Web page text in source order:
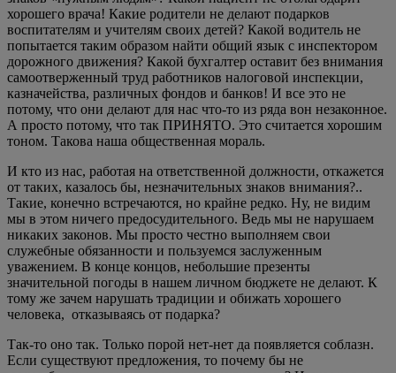
хорошего врача! Какие родители не делают подарков
воспитателям и учителям своих детей? Какой водитель не
попытается таким образом найти общий язык с инспектором
дорожного движения? Какой бухгалтер оставит без внимания
самоотверженный труд работников налоговой инспекции,
казначейства, различных фондов и банков! И все это не
потому, что они делают для нас что-то из ряда вон незаконное.
А просто потому, что так ПРИНЯТО. Это считается хорошим
тоном. Такова наша общественная мораль.
И кто из нас, работая на ответственной должности, откажется
от таких, казалось бы, незначительных знаков внимания?..
Такие, конечно встречаются, но крайне редко. Ну, не видим
мы в этом ничего предосудительного. Ведь мы не нарушаем
никаких законов. Мы просто честно выполняем свои
служебные обязанности и пользуемся заслуженным
уважением. В конце концов, небольшие презенты
значительной погоды в нашем личном бюджете не делают. К
тому же зачем нарушать традиции и обижать хорошего
человека, отказываясь от подарка?
Так-то оно так. Только порой нет-нет да появляется соблазн.
Если существуют предложения, то почему бы не